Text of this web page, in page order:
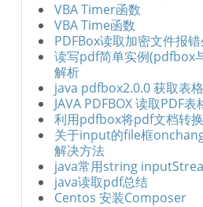
VBA Timer函数
VBA Time函数
PDFBox读取加密文件报
读写pdf简单实例(pdfbox
解析
java pdfbox2.0.0 获取表
JAVA PDFBOX 读取PDF表
利用pdfbox将pdf文档转
关于input的file框
解决方法
java常用string
java读取pdf总结
Centos 安装Composer